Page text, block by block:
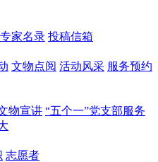
专家名录 投稿信箱
文物点阅 活动风采 服务预约
物宣讲 “五个一”党支部服务
志愿者